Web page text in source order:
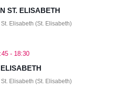
ST. ELISABETH
Elisabeth (St. Elisabeth)
- 18:30
Elisabeth (St. Elisabeth)